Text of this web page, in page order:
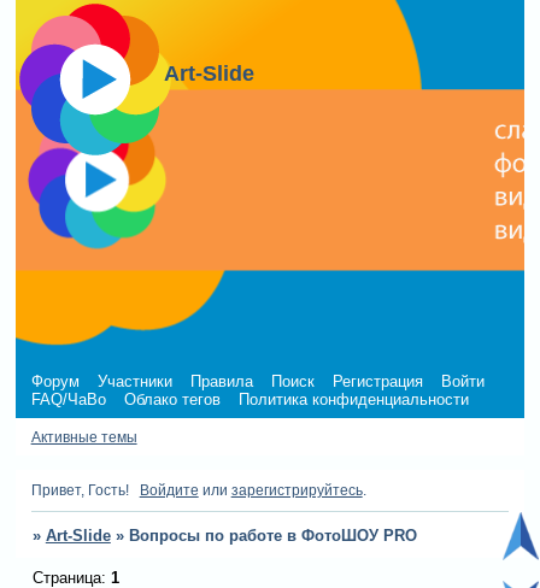
Art-Slide
Форум Участники Правила Поиск Регистрация
Войти
FAQ/ЧаВо
Облако тегов Политика конфиденциальности
Активные темы
Привет, Гость! Войдите или зарегистрируйтесь.
» Art-Slide » Вопросы по работе в ФотоШОУ PRO
Страница: 1